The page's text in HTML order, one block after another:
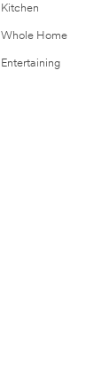
Kitchen
Whole Home
Entertaining